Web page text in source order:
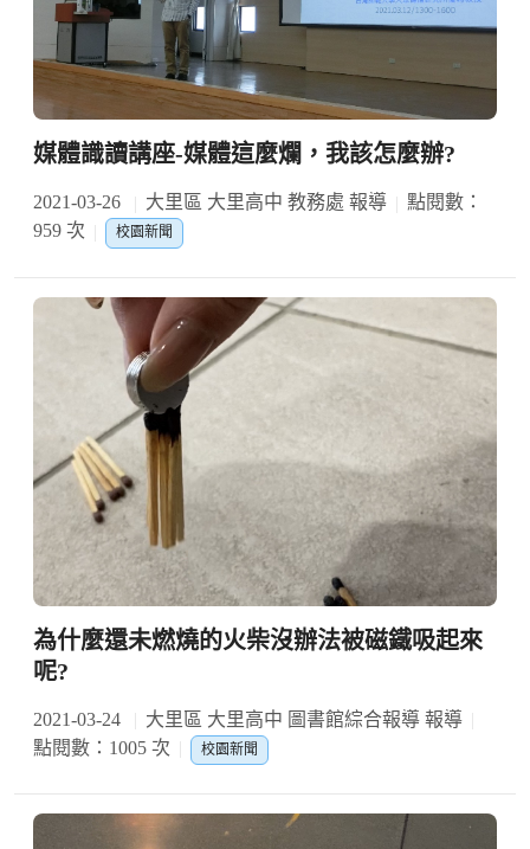
媒體識讀講座-媒體這麼爛，我該怎麼辦?
2021-03-26 大里區 大里高中 教務處 報導
點閱數：
959 次
校園新聞
為什麼還未燃燒的火柴沒辦法被磁鐵吸起來
呢?
2021-03-24
大里區 大里高中 圖書館綜合報導 報導
點閱數：1005 次
校園新聞